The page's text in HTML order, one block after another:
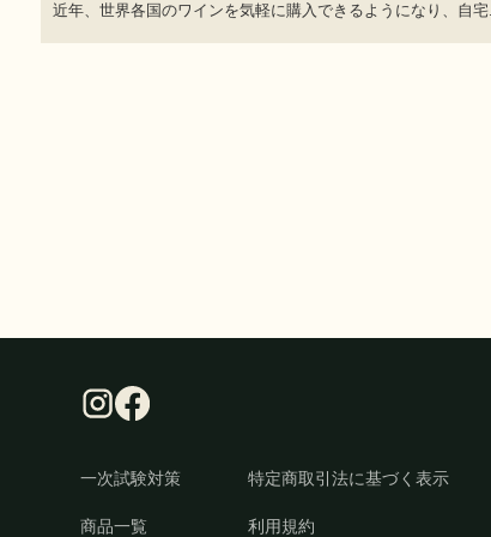
近年、世界各国のワインを気軽に購入できるようになり、自宅...
一次試験対策
商品一覧
特定商取引法に基づく表示
利用規約